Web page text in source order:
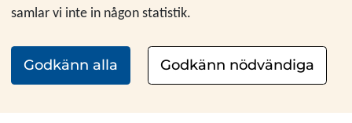
samlar vi inte in någon statistik.
Godkänn alla Godkänn nödvändiga